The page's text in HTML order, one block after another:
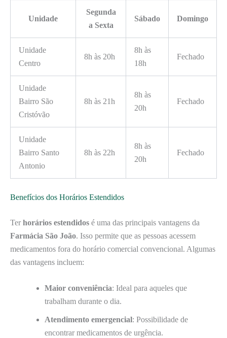
Unidade
Segunda
a Sexta
Sábado Domingo
Unidade
Centro
8h às 20h
8h às
18h
Fechado
Unidade
Bairro São
Cristóvão
8h às 21h
8h às
20h
Fechado
Unidade
Bairro Santo
Antonio
8h às 22h
8h às
20h
Fechado
Benefícios dos Horários Estendidos
Ter horários estendidos é uma das principais vantagens da
Farmácia São João. Isso permite que as pessoas acessem
medicamentos fora do horário comercial convencional. Algumas
das vantagens incluem:
Maior conveniência: Ideal para aqueles que
trabalham durante o dia.
Atendimento emergencial: Possibilidade de
encontrar medicamentos de urgência.